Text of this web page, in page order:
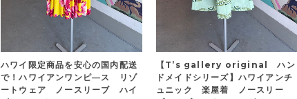
ハワイ限定商品を安心の国内配送
で！ハワイアンワンピ―ス リゾ
ートウェア ノースリーブ ハイ
【T’s gallery original ハン
ドメイドシリーズ】ハワイアンチ
ュニック 楽屋着 ノースリー